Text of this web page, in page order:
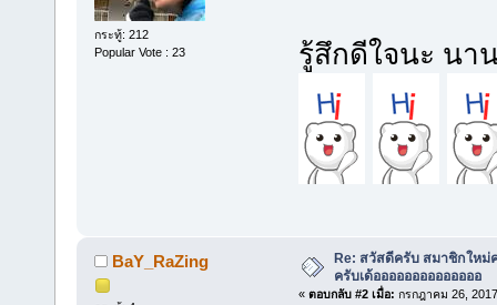
กระทู้: 212
Popular Vote : 23
รู้สึกดีใจนะ นา
BaY_RaZing
Re: สวัสดีครับ สมาชิกใหม่
ครับเด้ออออออออออออออ
« ตอบกลับ #2 เมื่อ: กรกฎาคม 26,